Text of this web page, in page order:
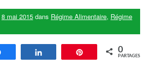
8 mai 2015 dans Régime Alimentaire, Régime
Enregistrer
0
PARTAGES